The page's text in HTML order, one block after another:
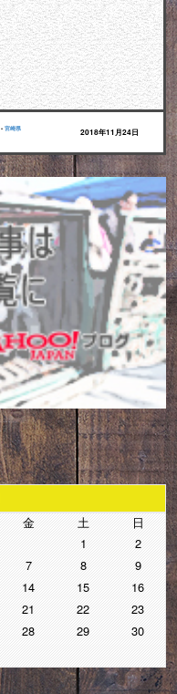
• 宮崎県 2018年11月24日
金 土
日
1
2
7 8
9
14 15
16
21 22
23
28 29
30